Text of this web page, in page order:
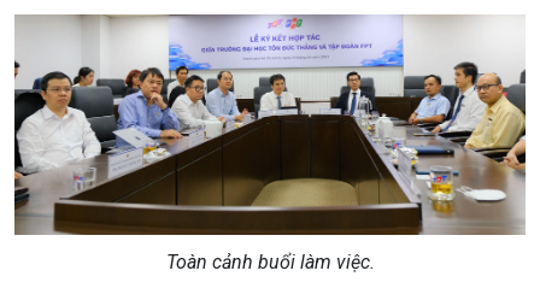
Toàn cảnh buổi làm việc.